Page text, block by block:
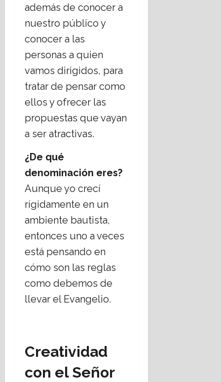
además de conocer a
nuestro público y
conocer a las
personas a quien
vamos dirigidos, para
tratar de pensar como
ellos y ofrecer las
propuestas que vayan
a ser atractivas.
¿De qué
denominación eres?
Aunque yo crecí
rígidamente en un
ambiente bautista,
entonces uno a veces
está pensando en
cómo son las reglas
como debemos de
llevar el Evangelio.
Creatividad
con el Señor